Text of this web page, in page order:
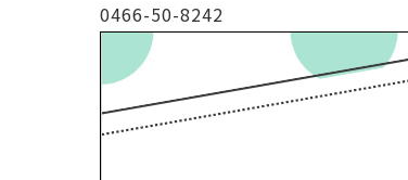
0466-50-8242